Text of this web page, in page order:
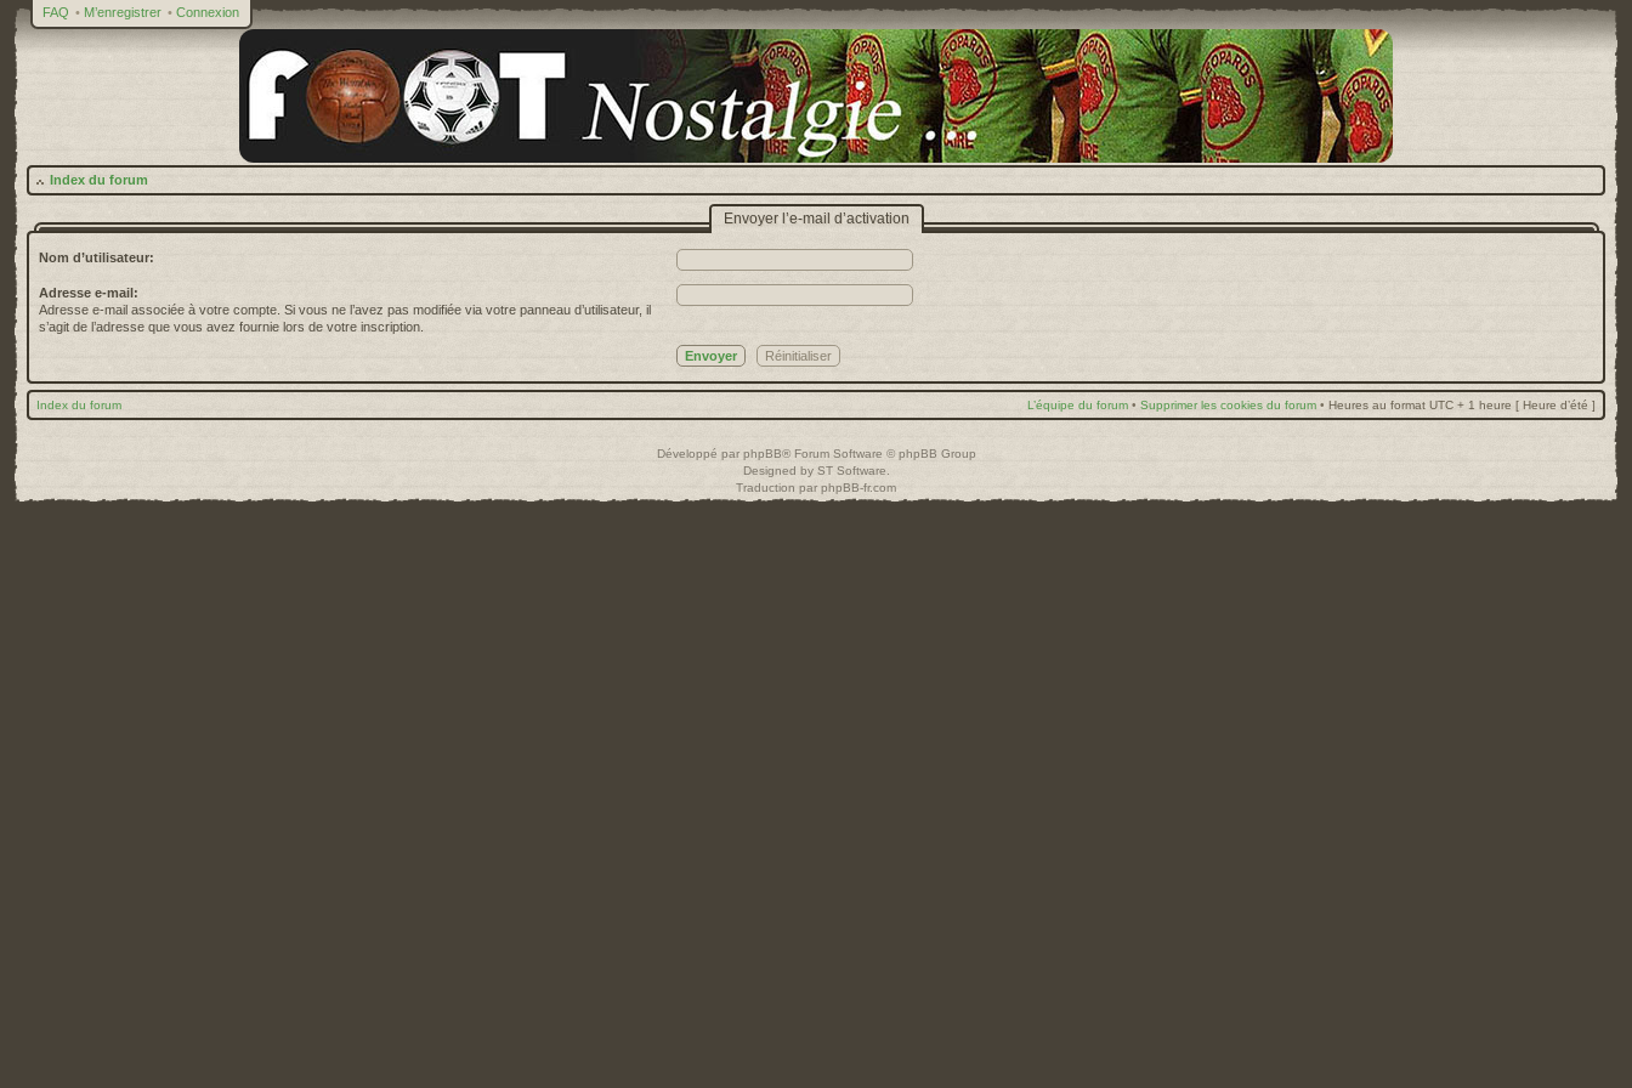
FAQ • M’enregistrer • Connexion
Index du forum
Envoyer l’e-mail d’activation
Nom d’utilisateur:
Adresse e-mail:
Adresse e-mail associée à votre compte. Si vous ne l’avez pas modifiée via votre panneau d’utilisateur, il
s’agit de l’adresse que vous avez fournie lors de votre inscription.
Index du forum L’équipe du forum • Supprimer les cookies du forum • Heures au format UTC + 1 heure [ Heure d’été ]
Développé par phpBB® Forum Software © phpBB Group
Designed by ST Software
Traduction parphpBB-fr.com